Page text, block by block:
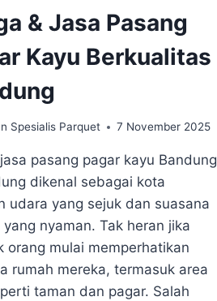
& Jasa Pasang
Kayu Berkualitas
Spesialis Parquet 7 November 2025
pasang pagar kayu Bandung
dikenal sebagai kota
udara yang sejuk dan suasana
yang nyaman. Tak heran jika
orang mulai memperhatikan
rumah mereka, termasuk area
taman dan pagar. Salah